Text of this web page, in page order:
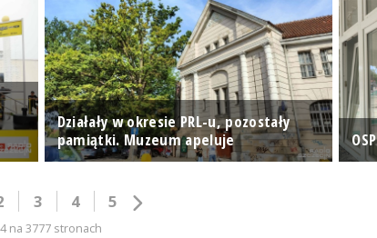
Działały w okresie PRL-u, pozostały
pamiątki. Muzeum apeluje
3 4 5
na 3777 stronach